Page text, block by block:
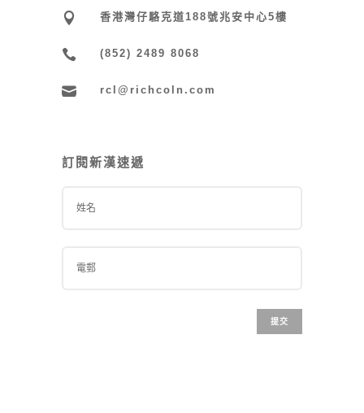
 香港灣仔駱克道188號兆安中心5樓
 (852) 2489 8068
 rcl@richcoln.com
訂閱新漢速遞
提交